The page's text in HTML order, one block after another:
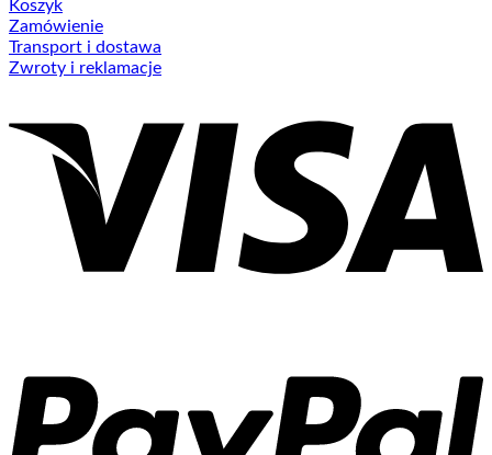
Koszyk
Zamówienie
Transport i dostawa
Zwroty i reklamacje